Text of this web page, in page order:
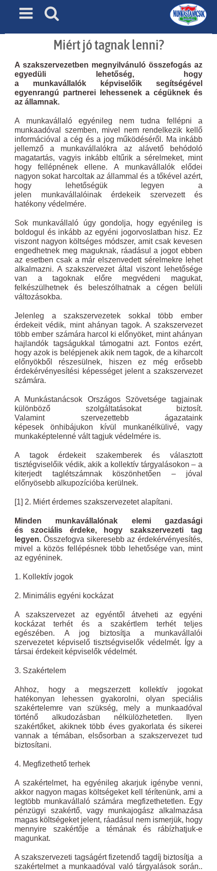
Miért jó tagnak lenni?
A szakszervezetben megnyilvánuló összefogás az
egyedüli lehetőség, hogy
a munkavállalók képviselőik segítségével
egyenrangú partnerei lehessenek a cégüknek és
az államnak.
A munkavállaló egyénileg nem tudna fellépni a
munkaadóval szemben, mivel nem rendelkezik kellő
információval a cég és a jog működéséről. Ma inkább
jellemző a munkavállalókra az alávető behódoló
magatartás, vagyis inkább eltűrik a sérelmeket, mint
hogy fellépnének ellene. A munkavállalók elődei
nagyon sokat harcoltak az állammal és a tőkével azért,
hogy lehetőségük legyen a
jelen munkavállalóinak érdekeik szervezett és
hatékony védelmére.
Sok munkavállaló úgy gondolja, hogy egyénileg is
boldogul és inkább az egyéni jogorvoslatban hisz. Ez
viszont nagyon költséges módszer, amit csak kevesen
engedhetnek meg maguknak, ráadásul a jogot ebben
az esetben csak a már elszenvedett sérelmekre lehet
alkalmazni. A szakszervezet által viszont lehetősége
van a tagoknak előre megvédeni magukat,
felkészülhetnek és beleszólhatnak a cégen belüli
változásokba.
Jelenleg a szakszervezetek sokkal több ember
érdekeit védik, mint ahányan tagok. A szakszervezet
több ember számára harcol ki előnyöket, mint ahányan
hajlandók tagságukkal támogatni azt. Fontos ezért,
hogy azok is belépjenek akik nem tagok, de a kiharcolt
előnyökből részesülnek, hiszen ez még erősebb
érdekérvényesítési képességet jelent a szakszervezet
számára.
A Munkástanácsok Országos Szövetsége tagjainak
különböző szolgáltatásokat biztosít.
Valamint szervezettebb ágazataink
képesek önhibájukon kívül munkanélkülivé, vagy
munkaképtelenné vált tagjuk védelmére is.
A tagok érdekeit szakemberek és választott
tisztégviselőik védik, akik a kollektív tárgyalásokon – a
kiterjedt taglétszámnak köszönhetően – jóval
előnyösebb alkupozícióba kerülnek.
[1] 2. Miért érdemes szakszervezetet alapítani.
Minden munkavállalónak elemi gazdasági
és szociális érdeke, hogy szakszervezeti tag
legyen. Összefogva sikeresebb az érdekérvényesítés,
mivel a közös fellépésnek több lehetősége van, mint
az egyéninek.
1. Kollektív jogok
2. Minimális egyéni kockázat
A szakszervezet az egyéntől átveheti az egyéni
kockázat terhét és a szakértlem terhét teljes
egészében. A jog biztosítja a munkavállalói
szervezetet képviselő tisztségviselők védelmét. Így a
társai érdekeit képviselők védelmét.
3. Szakértelem
Ahhoz, hogy a megszerzett kollektív jogokat
hatékonyan lehessen gyakorolni, olyan speciális
szakértelemre van szükség, mely a munkaadóval
történő alkudozásban nélkülözhetetlen. Ilyen
szakértőket, akiknek több éves gyakorlata és sikerei
vannak a témában, elsősorban a szakszervezet tud
biztosítani.
4. Megfizethető terhek
A szakértelmet, ha egyénileg akarjuk igénybe venni,
akkor nagyon magas költségeket kell térítenünk, ami a
legtöbb munkavállaló számára megfizethetetlen. Egy
pénzügyi szakértő, vagy munkajogász alkalmazása
magas költségeket jelent, ráadásul nem ismerjük, hogy
mennyire szakértője a témának és rábízhatjuk-e
magunkat.
A szakszervezeti tagságért fizetendő tagdíj biztosítja a
szakértelmet a munkaadóval való tárgyalások során..